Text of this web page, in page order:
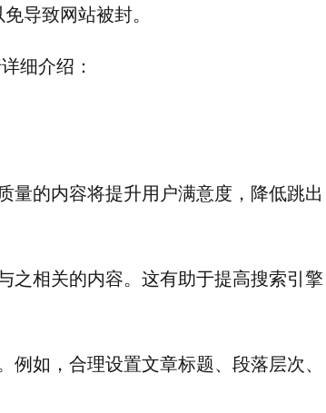
导致网站被封。
细介绍：
量的内容将提升用户满意度，降低跳出
之相关的内容。这有助于提高搜索引擎
例如，合理设置文章标题、段落层次、